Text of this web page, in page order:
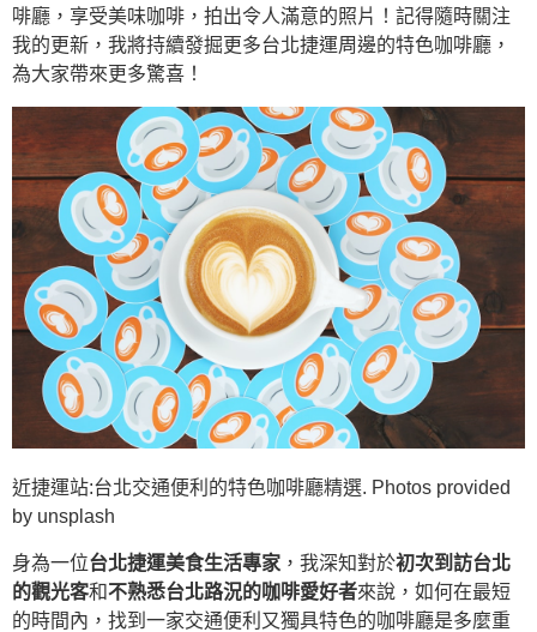
啡廳，享受美味咖啡，拍出令人滿意的照片！記得隨時關注
我的更新，我將持續發掘更多台北捷運周邊的特色咖啡廳，
為大家帶來更多驚喜！
近捷運站:台北交通便利的特色咖啡廳精選. Photos provided
by unsplash
身為一位台北捷運美食生活專家 ，我深知對於初次到訪台北
的觀光客和不熟悉台北路況的咖啡愛好者來說，如何在最短
的時間內，找到一家交通便利又獨具特色的咖啡廳是多麼重